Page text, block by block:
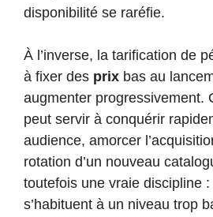
disponibilité se raréfie.
À l’inverse, la tarification de
à fixer des prix bas au
augmenter progressivement.
peut servir à conquérir
audience, amorcer
rotation d’un nouveau
toutefois une vraie discipline
s’habituent à un niveau trop